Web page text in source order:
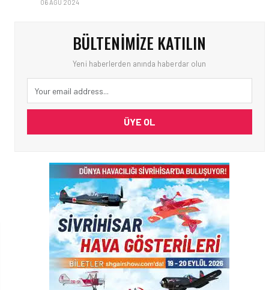
06 AĞU 2024
BÜLTENIMIZE KATILIN
Yeni haberlerden anında haberdar olun
ÜYE OL